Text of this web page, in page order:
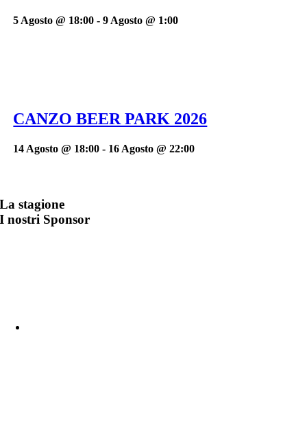
5 Agosto @ 18:00 -9 Agosto @ 1:00
CANZO BEER PARK 2026
14 Agosto @ 18:00 - 16 Agosto @ 22:00
La stagione
I nostri Sponsor